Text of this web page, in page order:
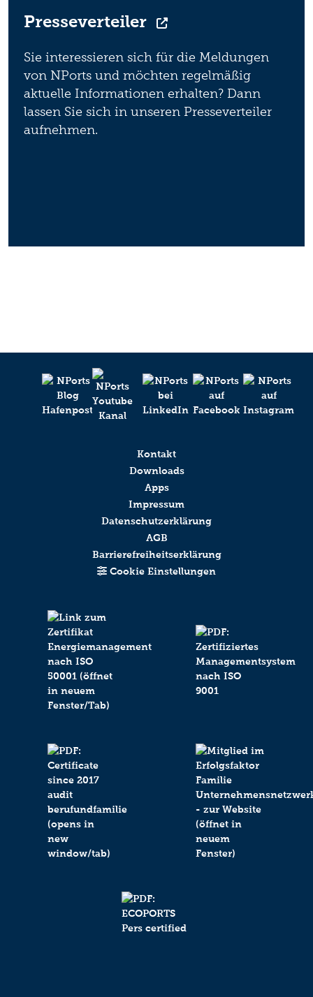
Presseverteiler
Sie interessieren sich für die Meldungen
von NPorts und möchten regelmäßig
aktuelle Informationen erhalten? Dann
lassen Sie sich in unseren Presseverteiler
aufnehmen.
Kontakt
Downloads
Apps
Impressum
Datenschutzerklärung
AGB
Barrierefreiheitserklärung
Cookie Einstellungen